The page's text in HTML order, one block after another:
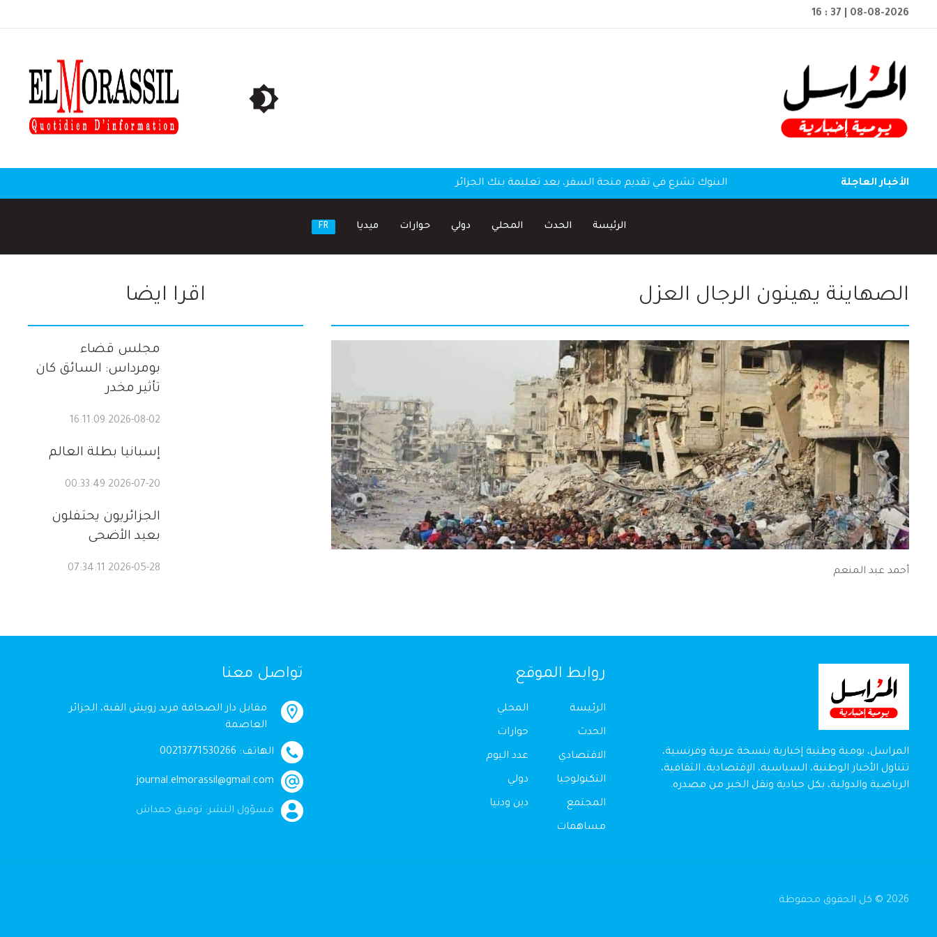
16 : 37 | 08-08-2026
الأخبار العاجلة البنوك تشرع في تقديم منحة السفر، بعد تعليمة بنك الجزائر
الرئيسة الحدث المحلي دولي حوارات ميديا FR
الصهاينة يهينون الرجال العزل
أحمد عبد المنعم
اقرا ايضا
مجلس قضاء
بومرداس: السائق كان
تأثير مخدر
2026-08-02 16:11:09
إسبانيا بطلة العالم
2026-07-20 00:33:49
الجزائريون يحتفلون
بعيد الأضحى
2026-05-28 07:34:11
المراسل، يومية وطنية إخبارية بنسخة عربية وفرنسية،
تتناول الأخبار الوطنية، السياسية، الإقتصادية، الثقافية،
الرياضية والدولية، بكل حيادية ونقل الخبر من مصدره.
روابط الموقع
الرئيسة
الحدث
الاقتصادي
التكنولوجيا
المجتمع
مساهمات
المحلي
حوارات
عدد اليوم
دولي
دين ودنيا
تواصل معنا
مقابل دار الصحافة فريد زويش القبة، الجزائر
العاصمة
الهاتف: 00213771530266
journal.elmorassil@gmail.com
مسؤول النشر: توفيق حمداش
2026 © كل الحقوق محفوظة